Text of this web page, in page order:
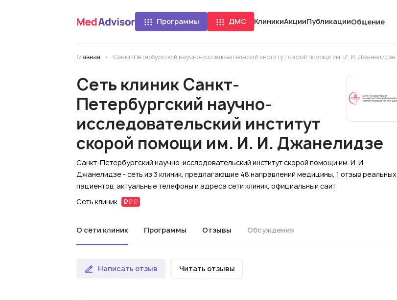
Программы ДМС КлиникиАкцииПубликацииОбщение
Главная Санкт-Петербургский научно-исследовательский институт скорой помощи им. И. И. Джанелидзе
Сеть клиник Санкт-
Петербургский научно-
исследовательский институт
скорой помощи им. И. И. Джанелидзе
Санкт-Петербургский научно-исследовательский институт скорой помощи им. И. И.
Джанелидзе - сеть из 3 клиник, предлагающие 48 направлений медицины, 1 отзыв реальных
пациентов, актуальные телефоны и адреса сети клиник, официальный сайт
Сеть клиник
О сети клиник Программы Отзывы Обсуждения
Написать отзыв Читать отзывы